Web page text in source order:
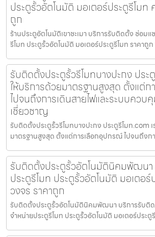
ประตูรั้วอัตโนมัติ มอเตอร์ประตูรีโมท
ถูก
ร้านประตูอัตโนมัติเขาชะเมา บริการรับติดตั้ง ซ่อมแ
รีโมท ประตูรั้วอัตโนมัติ มอเตอร์ประตูรีโมท ราคาถู
รับติดตั้งประตูรั้วรีโมทบางปะกง ประ
ให้บริการด้วยมาตรฐานสูงสุด ตั้งแต่
ไปจนถึงการเดินสายไฟและระบบควบ
เชี่ยวชาญ
รับติดตั้งประตูรั้วรีโมทบางปะกง ประตูรีโมท.com เ
มาตรฐานสูงสุด ตั้งแต่การเลือกอุปกรณ์ ไปจนถึงกา
รับติดตั้งประตูรั้วอัตโนมัตินิคมพัฒน
ประตูรีโมท ประตูรั้วอัตโนมัติ มอเตอ
วงจร ราคาถูก
รับติดตั้งประตูรั้วอัตโนมัตินิคมพัฒนา บริการรับติ
จำหน่ายประตูรีโมท ประตูรั้วอัตโนมัติ มอเตอร์ประตู